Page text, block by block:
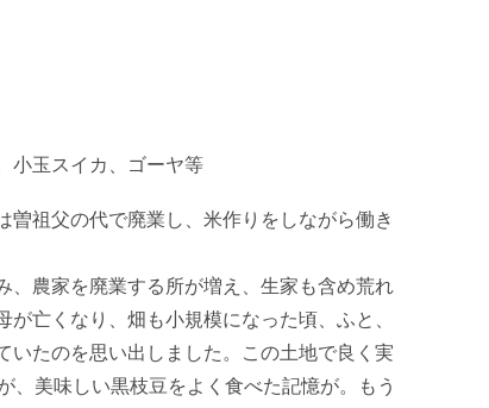
小玉スイカ、ゴーヤ等
曽祖父の代で廃業し、米作りをしながら働き
、農家を廃業する所が増え、生家も含め荒れ
亡くなり、畑も小規模になった頃、ふと、
いたのを思い出しました。この土地で良く実
、美味しい黒枝豆をよく食べた記憶が。もう